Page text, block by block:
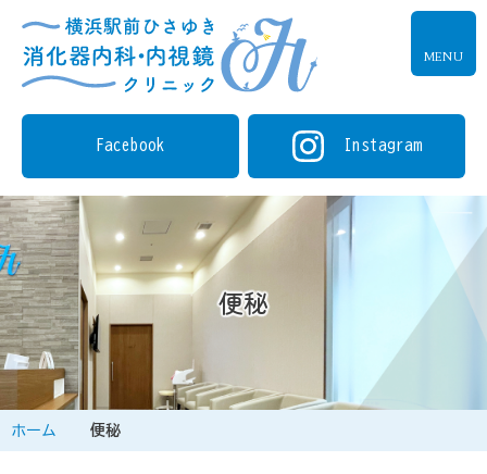
Facebook Instagram
便秘
ホーム 便秘
MENU